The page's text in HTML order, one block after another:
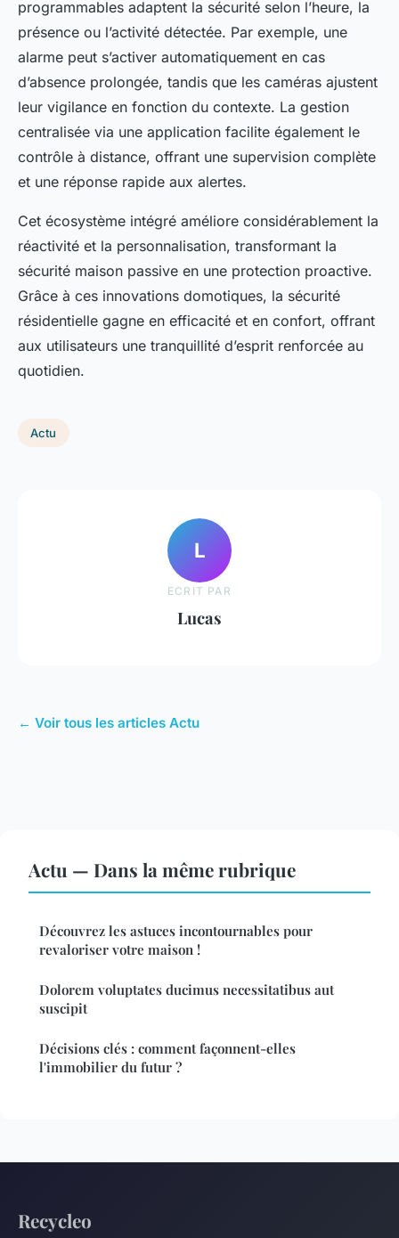
programmables adaptent la sécurité selon l’heure, la
présence ou l’activité détectée. Par exemple, une
alarme peut s’activer automatiquement en cas
d’absence prolongée, tandis que les caméras ajustent
leur vigilance en fonction du contexte. La gestion
centralisée via une application facilite également le
contrôle à distance, offrant une supervision complète
et une réponse rapide aux alertes.
Cet écosystème intégré améliore considérablement la
réactivité et la personnalisation, transformant la
sécurité maison passive en une protection proactive.
Grâce à ces innovations domotiques, la sécurité
résidentielle gagne en efficacité et en confort, offrant
aux utilisateurs une tranquillité d’esprit renforcée au
quotidien.
Actu
L
ECRIT PAR
Lucas
← Voir tous les articles Actu
Actu — Dans la même rubrique
Découvrez les astuces incontournables pour
revaloriser votre maison !
Dolorem voluptates ducimus necessitatibus aut
suscipit
Décisions clés : comment façonnent-elles
l'immobilier du futur ?
Recycleo